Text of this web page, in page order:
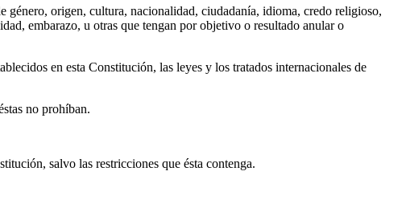
origen, cultura, nacionalidad, ciudadanía, idioma, credo religioso,
embarazo, u otras que tengan por objetivo o resultado anular o
en esta Constitución, las leyes y los tratados internacionales de
no prohíban.
salvo las restricciones que ésta contenga.